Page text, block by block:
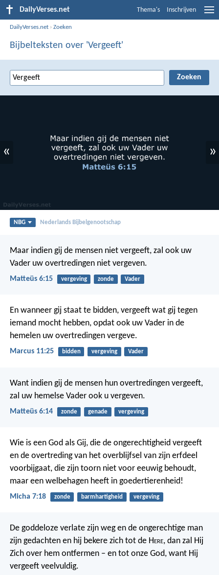
DailyVerses.net Thema's Inschrijven
DailyVerses.net ›Zoeken
Bijbelteksten over 'Vergeeft'
« »
NBG Nederlands Bijbelgenootschap
Maar indien gij de mensen niet vergeeft, zal ook uw
Vader uw overtredingen niet vergeven.
Matteüs 6:15 vergeving zonde Vader
En wanneer gij staat te bidden, vergeeft wat gij tegen
iemand mocht hebben, opdat ook uw Vader in de
hemelen uw overtredingen vergeve.
Marcus 11:25 bidden vergeving Vader
Want indien gij de mensen hun overtredingen vergeeft,
zal uw hemelse Vader ook u vergeven.
Matteüs 6:14 zonde genade vergeving
Wie is een God als Gij, die de ongerechtigheid vergeeft
en de overtreding van het overblijfsel van zijn erfdeel
voorbijgaat, die zijn toorn niet voor eeuwig behoudt,
maar een welbehagen heeft in goedertierenheid!
Micha 7:18 zonde barmhartigheid vergeving
De goddeloze verlate zijn weg en de ongerechtige man
zijn gedachten en hij bekere zich tot de Here, dan zal Hij
Zich over hem ontfermen – en tot onze God, want Hij
vergeeft veelvuldig.